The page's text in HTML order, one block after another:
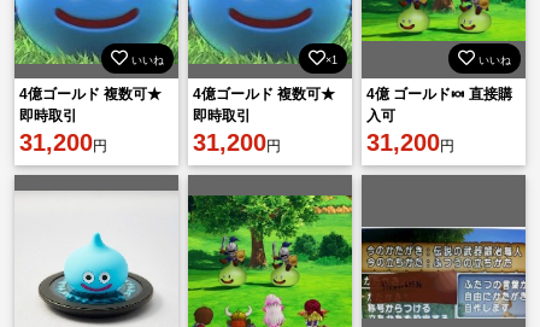
いいね
4億ゴールド 複数可★
即時取引
31,200円
×1
4億ゴールド 複数可★
即時取引
31,200円
いいね
4億 ゴールド🍬 直接購
入可
31,200円